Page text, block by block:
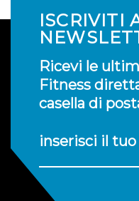
ISCRIVITI
Ricevi le
Fitness
casella di
inserisci il